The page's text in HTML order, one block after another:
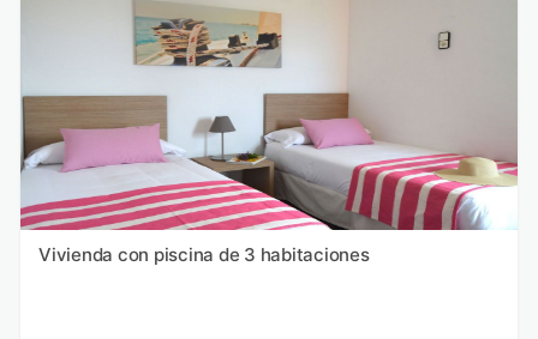
Vivienda con piscina de 3 habitaciones